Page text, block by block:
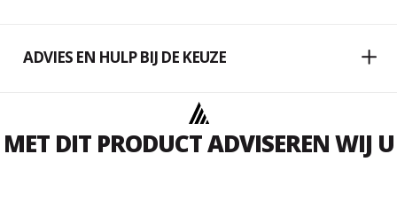
ADVIES EN HULP BIJ DE KEUZE
MET DIT PRODUCT ADVISEREN WIJ U